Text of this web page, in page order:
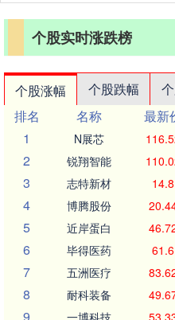
个股实时涨跌榜
个股涨幅 个股跌幅
排名
名称 最新
1
N展芯
2 锐翔智能
3 志特新材 14.8
4 博腾股份
5 近岸蛋白
6 毕得医药 61.6
7 五洲医疗
8 耐科装备